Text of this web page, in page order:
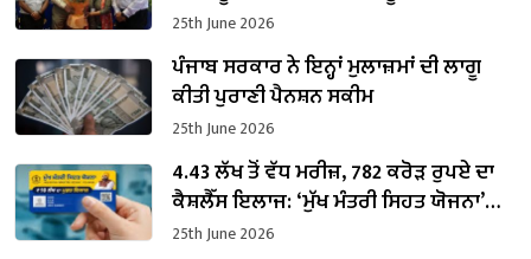
ਲਿਆ ਕੇ ਪੰਜਾਬ ਦੀ ਨਸ਼ਾ ਵਿਰੋਧੀ ਮੁਹਿੰਮ ‘ਯੁੱਧ
ਨਸ਼ਿਆਂ ਵਿਰੁੱਧ’ ਨੂੰ ਹੋਰ ਮਜ਼ਬੂਤ ਕੀਤਾ
25th June 2026
ਪੰਜਾਬ ਸਰਕਾਰ ਨੇ ਇਨ੍ਹਾਂ ਮੁਲਾਜ਼ਮਾਂ ਦੀ ਲਾਗੂ
ਕੀਤੀ ਪੁਰਾਣੀ ਪੈਨਸ਼ਨ ਸਕੀਮ
25th June 2026
4.43 ਲੱਖ ਤੋਂ ਵੱਧ ਮਰੀਜ਼, 782 ਕਰੋੜ ਰੁਪਏ ਦਾ
ਕੈਸ਼ਲੈੱਸ ਇਲਾਜ: ‘ਮੁੱਖ ਮੰਤਰੀ ਸਿਹਤ ਯੋਜਨਾ’
ਨਾਲ ਬਦਲ ਰਹੀ ਹੈ ਸਿਹਤ ਢਾਂਚੇ ਦੀ ਤਸਵੀਰ
25th June 2026